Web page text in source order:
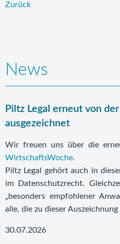
Zurück
News
Piltz Legal erneut von
ausgezeichnet
Wir freuen uns über die
WirtschaftsWoche.
Piltz Legal gehört auch in
im Datenschutzrecht.
„besonders empfohlener
alle, die zu dieser
30.07.2026